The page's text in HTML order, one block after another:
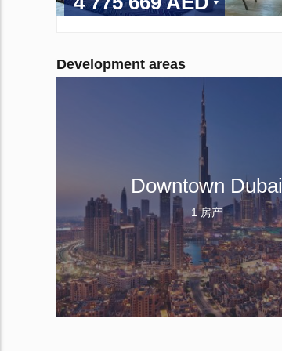
Development areas
Downtown Dubai
1 房产